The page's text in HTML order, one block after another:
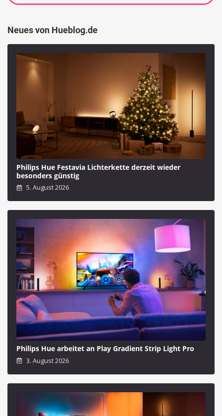
Neues von Hueblog.de
Philips Hue Festavia Lichterkette derzeit wieder
besonders günstig
5. August 2026
Philips Hue arbeitet an Play Gradient Strip Light Pro
3. August 2026